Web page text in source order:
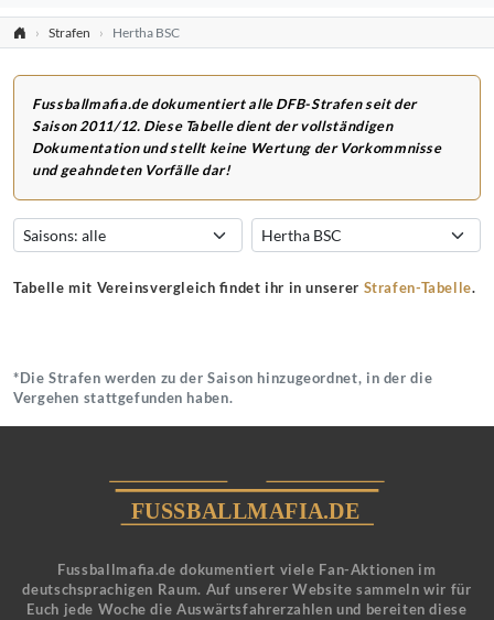
Strafen Hertha BSC
Fussballmafia.de dokumentiert alle DFB-Strafen seit der
Saison 2011/12. Diese Tabelle dient der vollständigen
Dokumentation und stellt keine Wertung der Vorkommnisse
und geahndeten Vorfälle dar!
Tabelle mit Vereinsvergleich findet ihr in unserer Strafen-Tabelle.
*Die Strafen werden zu der Saison hinzugeordnet, in der die
Vergehen stattgefunden haben.
Fussballmafia.de dokumentiert viele Fan-Aktionen im
deutschsprachigen Raum. Auf unserer Website sammeln wir für
Euch jede Woche die Auswärtsfahrerzahlen und bereiten diese